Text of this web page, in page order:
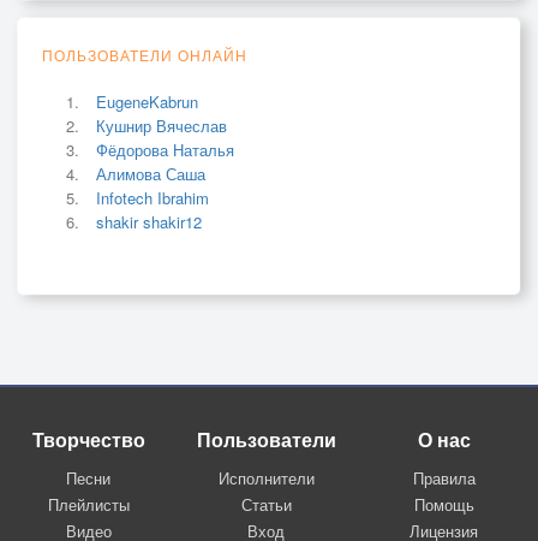
ПОЛЬЗОВАТЕЛИ ОНЛАЙН
EugeneKabrun
Кушнир Вячеслав
Фёдорова Наталья
Алимова Саша
Infotech Ibrahim
shakir shakir12
Творчество
Песни
Плейлисты
Видео
Пользователи
Исполнители
Статьи
Вход
О нас
Правила
Помощь
Лицензия